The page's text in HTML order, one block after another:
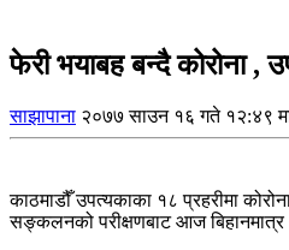
फेरी भयाबह बन्दै कोरोना ,
साझापाना २०७७ साउन १६ गते १२:४९
काठमाडौँ उपत्यकाका १८ प्रहरीमा
सङ्कलनको परीक्षणबाट आज बिहानमात्र